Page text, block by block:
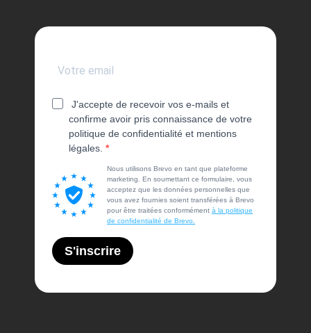
J'accepte de recevoir vos e-mails et
confirme avoir pris connaissance de votre
politique de confidentialité et mentions
légales.
Nous utilisons Brevo en tant que plateforme
marketing. En soumettant ce formulaire, vous
acceptez que les données personnelles que
vous avez fournies soient transférées à Brevo
pour être traitées conformémentà la politique
de confidentialité de Brevo.
S'inscrire